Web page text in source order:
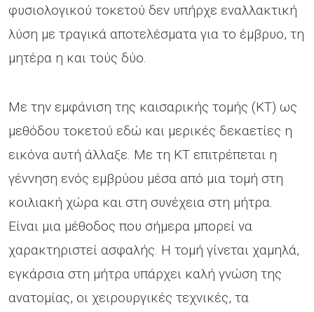
φυσιολογικού τοκετού δεν υπήρχε εναλλακτική
λύση με τραγικά αποτελέσματα για το έμβρυο, τη
μητέρα η και τούς δύο.
Με την εμφάνιση της καισαρικής τομής (ΚΤ) ως
μεθόδου τοκετού εδώ και μερικές δεκαετίες η
εικόνα αυτή άλλαξε. Με τη ΚΤ επιτρέπεται η
γέννηση ενός εμβρύου μέσα από μια τομή στη
κοιλιακή χώρα και στη συνέχεια στη μήτρα.
Είναι μια μέθοδος που σήμερα μπορεί να
χαρακτηριστεί ασφαλής. Η τομή γίνεται χαμηλά,
εγκάρσια στη μήτρα υπάρχει καλή γνώση της
ανατομίας, οι χειρουργικές τεχνικές, τα